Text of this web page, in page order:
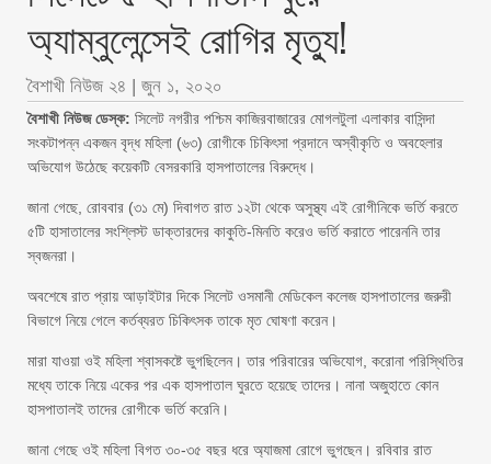
অ্যাম্বুলেন্সেই রোগির মৃত্যু!
বৈশাখী নিউজ ২৪ | জুন ১, ২০২০
বৈশাখী নিউজ ডেস্ক: সিলেট নগরীর পশ্চিম কাজিরবাজারের মোগলটুলা এলাকার বাসিন্দা
সংকটাপন্ন একজন বৃদ্ধ মহিলা (৬৩) রোগীকে চিকিৎসা প্রদানে অস্বীকৃতি ও অবহেলার
অভিযোগ উঠেছে কয়েকটি বেসরকারি হাসপাতালের বিরুদ্ধে।
জানা গেছে, রোববার (৩১ মে) দিবাগত রাত ১২টা থেকে অসুস্থ্য এই রোগীনিকে ভর্তি করতে
৫টি হাসাতালের সংশ্লিস্ট ডাক্তারদের কাকুতি-মিনতি করেও ভর্তি করাতে পারেননি তার
স্বজনরা।
অবশেষে রাত প্রায় আড়াইটার দিকে সিলেট ওসমানী মেডিকেল কলেজ হাসপাতালের জরুরী
বিভাগে নিয়ে গেলে কর্তব্যরত চিকিৎসক তাকে মৃত ঘোষণা করেন।
মারা যাওয়া ওই মহিলা শ্বাসকষ্টে ভুগছিলেন। তার পরিবারের অভিযোগ, করোনা পরিস্থিতির
মধ্যে তাকে নিয়ে একের পর এক হাসপাতাল ঘুরতে হয়েছে তাদের। নানা অজুহাতে কোন
হাসপাতালই তাদের রোগীকে ভর্তি করেনি।
জানা গেছে ওই মহিলা বিগত ৩০-৩৫ বছর ধরে অ্যাজমা রোগে ভুগছেন। রবিবার রাত